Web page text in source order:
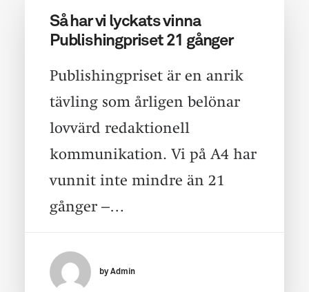
Så har vi lyckats vinna
Publishingpriset 21 gånger
Publishingpriset är en anrik
tävling som årligen belönar
lovvärd redaktionell
kommunikation. Vi på A4 har
vunnit inte mindre än 21
gånger –…
by Admin